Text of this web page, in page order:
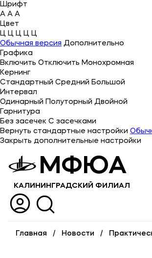
Шрифт
A A A
Цвет
Ц Ц Ц Ц Ц
Обычная версия Дополнительно
Графика
Включить Отключить Монохромная
Кернинг
Стандартный Средний Большой
Интервал
Одинарный Полуторный Двойной
Гарнитура
Без засечек С засечками
Вернуть стандартные настройки
Закрыть дополнительные настройки
МФЮА
КАЛИНИНГРАДСКИЙ ФИЛИАЛ
Об университете
Лицензии и документы
Сведения об образовательной
Абитуриенту
Наука
Абитуриентам
Студентам
Выпускникам
Карьера
Уровни образования
Главная Новости Практическое занятие